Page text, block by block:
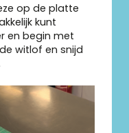
op de platte
kunt
en begin met
witlof en snijd